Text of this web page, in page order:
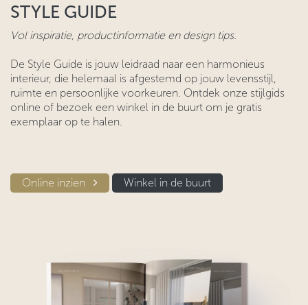
STYLE GUIDE
Vol inspiratie, productinformatie en design tips.
De Style Guide is jouw leidraad naar een harmonieus
interieur, die helemaal is afgestemd op jouw levensstijl,
ruimte en persoonlijke voorkeuren. Ontdek onze stijlgids
online of bezoek een winkel in de buurt om je gratis
exemplaar op te halen.
Online inzien​​ Winkel in d​​e buurt